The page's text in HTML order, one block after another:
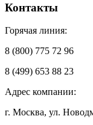
Контакты
Горячая линия:
8 (800) 775 72 96
8 (499) 653 88 23
Адрес компании:
г. Москва, ул.